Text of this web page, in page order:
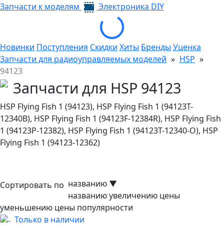
Запчасти к моделям
Электроника DIY
Loading...
Новинки Поступления Скидки Хиты Бренды Уценка
Запчасти для радиоуправляемых моделей » HSP »
94123
Запчасти для HSP 94123
HSP Flying Fish 1 (94123), HSP Flying Fish 1 (94123T-
12340B), HSP Flying Fish 1 (94123F-12384R), HSP Flying Fish
1 (94123P-12382), HSP Flying Fish 1 (94123T-12340-O), HSP
Flying Fish 1 (94123-12362)
Сортировать по названию ▼
названиюувеличению цены
уменьшению цены популярности
Только в наличии